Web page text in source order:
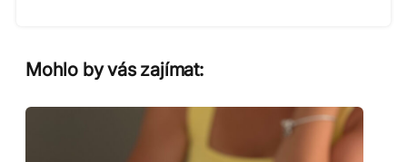
Mohlo by vás zajímat: